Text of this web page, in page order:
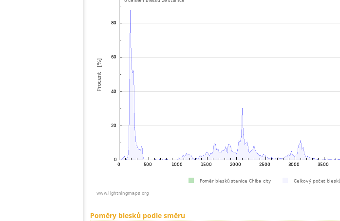
Poměry blesků podle směru